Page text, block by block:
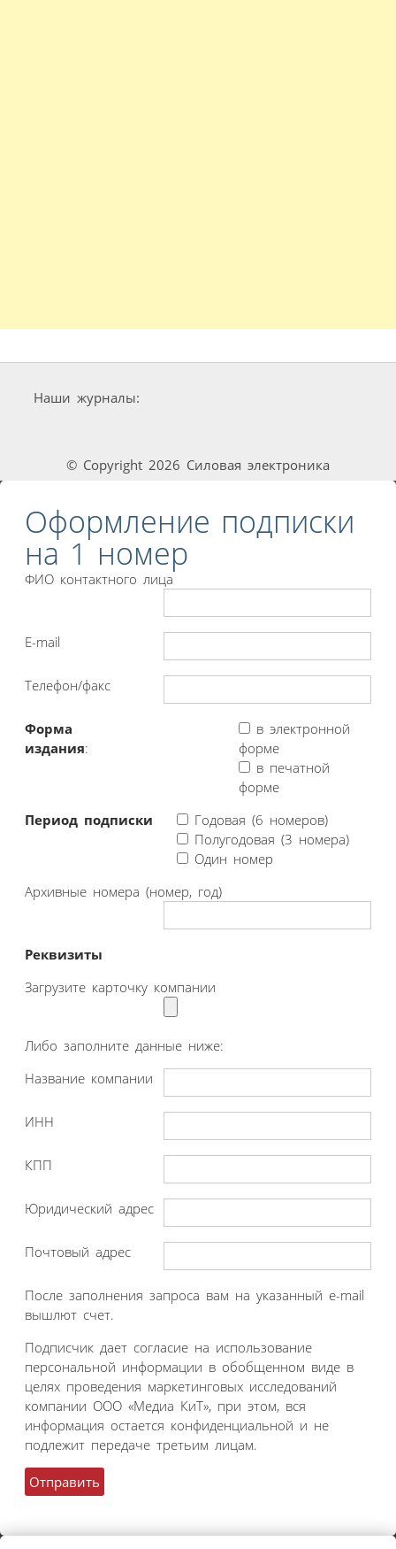
Наши журналы:
© Copyright 2026 Силовая электроника
Оформление подписки
на 1 номер
ФИО контактного лица
E-mail
Телефон/факс
Форма
издания:
в электронной
форме
в печатной
форме
Период подписки
Годовая (6 номеров)
Полугодовая (3 номера)
Один номер
Архивные номера (номер, год)
Реквизиты
Загрузите карточку компании
Либо заполните данные ниже:
Название компании
ИНН
КПП
Юридический адрес
Почтовый адрес
После заполнения запроса вам на указанный e-mail
вышлют счет.
Подписчик дает согласие на использование
персональной информации в обобщенном виде в
целях проведения маркетинговых исследований
компании ООО «Медиа КиТ», при этом, вся
информация остается конфиденциальной и не
подлежит передаче третьим лицам.